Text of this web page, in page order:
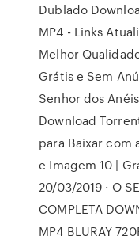
Dublado
MP4 - Links
Melhor
Grátis e Sem
Senhor dos
Download
para Baixar com
e Imagem 10 |
20/03/2019 · O
COMPLETA
MP4 BLURAY